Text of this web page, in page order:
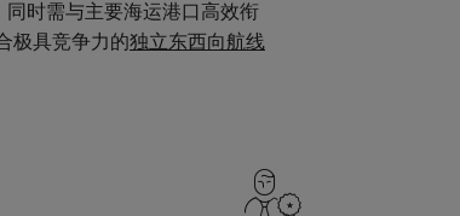
时需与主要海运港口高效衔
极具竞争力的独立东西向航线